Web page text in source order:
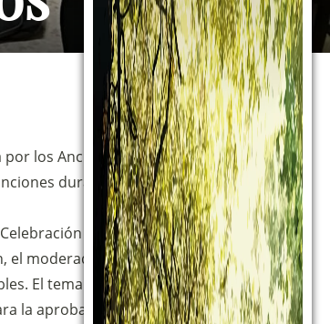
los Ancianos y Moderadores de las
durante el trienio 2019-2022.
Eucarística, presidida por el
el moderador general saliente, Daniele
El tema de la internacionalización de la
la aprobación del nuevo Estatuto